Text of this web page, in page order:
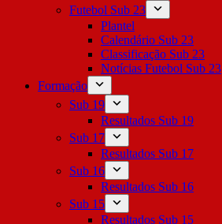
Futebol Sub 23
Plantel
Calendário Sub 23
Classificação Sub 23
Notícias Futebol Sub 23
Formação
Sub 19
Resultados Sub 19
Sub 17
Resultados Sub 17
Sub 16
Resultados Sub 16
Sub 15
Resultados Sub 15